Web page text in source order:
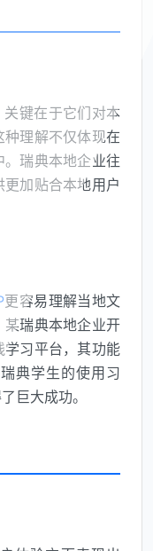
键在于它们对本
理解不仅体现在
瑞典本地企业往
加贴合本地用户
更容易理解当地文
某瑞典本地企业开
习平台，其功能
典学生的使用习
巨大成功。